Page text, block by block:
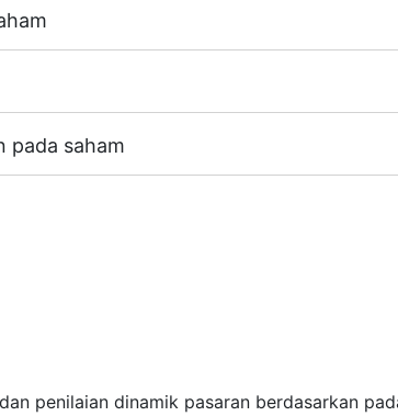
bersamaan Leverage akaun dagangan
CFD pada bursa berikut:
(Jepun).
AAPL dan # S-NVDA ialah 10 USD.
pada saham
pindaan dividen bersamaan saiz
penilaian dinamik pasaran berdasarkan